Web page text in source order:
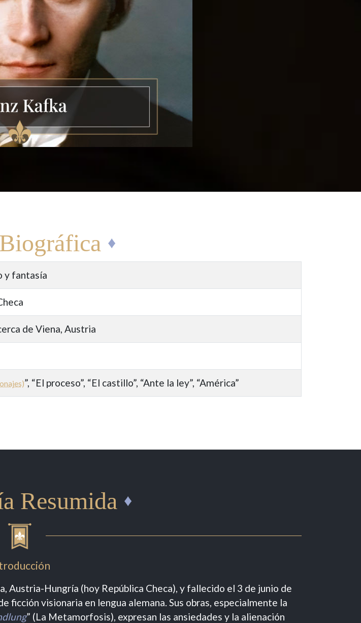
y fantasía
de Viena, Austria
”, “El proceso”, “El castillo”, “Ante la ley”, “América”
Resumida
Austria-Hungría (hoy República Checa), y fallecido el 3 de junio de
ficción visionaria en lengua alemana. Sus obras, especialmente la
” (La Metamorfosis), expresan las ansiedades y la alienación